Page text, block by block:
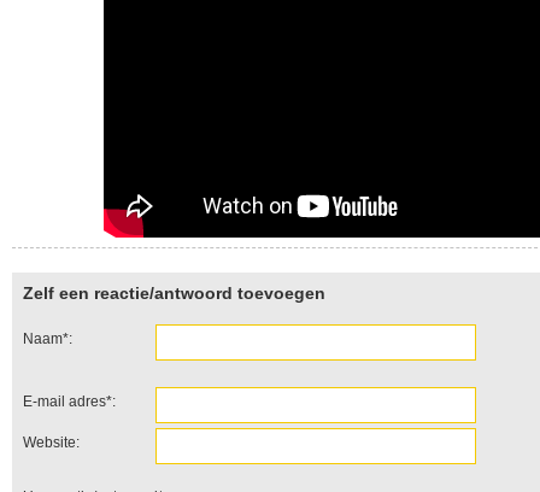
Zelf een reactie/antwoord toevoegen
Naam*:
E-mail adres*:
Website: